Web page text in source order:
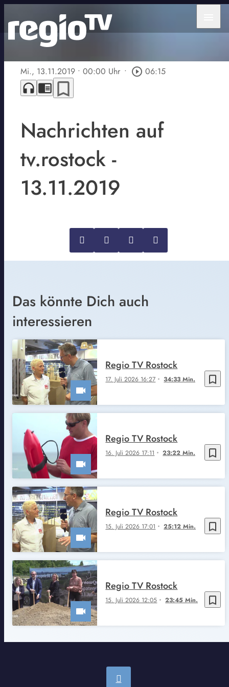
Mi., 13.11.2019 • 00:00 Uhr • play_circle_outline 06:15
headphones chrome_reader_mode bookmark_border
Nachrichten auf
tv.rostock -
13.11.2019
Das könnte Dich auch
interessieren
bookmark_border
17. Juli 2026 16:27 34:33 Min.
Regio TV Rostock
bookmark_border
16. Juli 2026 17:11 23:22 Min.
Regio TV Rostock
bookmark_border
15. Juli 2026 17:01 25:12 Min.
Regio TV Rostock
bookmark_border
15. Juli 2026 12:05 23:45 Min.
Regio TV Rostock